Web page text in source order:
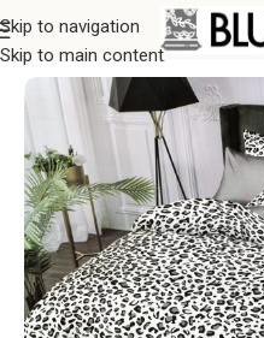
Skip to navigation
Skip to main content
Sākums/Gultas veļa/160x200